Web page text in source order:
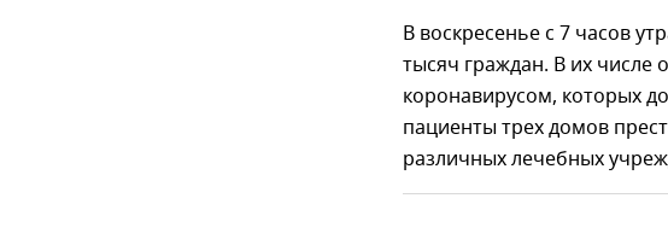
В воскресенье с 7 часов
тысяч граждан. В их числе
коронавирусом, которых
пациенты трех домов
различных лечебных